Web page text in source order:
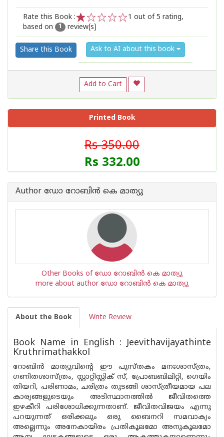
Rate this Book :
2
1
1 out of 5 rating,
based on
1 review(s)
Share this Book Ask to AI about this book
Add to Cart
Printed Book
Rs 350.00
Rs 332.00
Author ഡോ റോബിന്‍ കെ മാത്യു
Other Books of ഡോ റോബിന്‍ കെ മാത്യു
more about author ഡോ റോബിന്‍ കെ മാത്യു
About the Book Write Review
Book Name in English : Jeevithavijayathinte
Kruthrimathakkol
റോബിൻ മാത്യുവിന്റെ ഈ പുസ്തകം മനഃശാസ്ത്രം,
ഗണിതശാസ്ത്രം, സ്റ്റാറ്റിസ്റ്റിക് സ്, പ്രോബബിലിറ്റി, ഗെയിം
തിയറി, പരിണാമം, ചരിത്രം തുടങ്ങി ശാസ്ത്രീയമായ പല
കാര്യങ്ങളുടെയും അടിസ്ഥാനത്തിൽ ജീവിതത്തെ
ഇഴകീറി പരിശോധിക്കുന്നതാണ്. ജീവിതവിജയം എന്നു
പറയുന്നത് ഒരിക്കലും ഒരു ബൈനറി സമവാക്യം
അല്ലെന്നും അനേകായിരം പ്രതികൂലമോ അനുകൂലമോ